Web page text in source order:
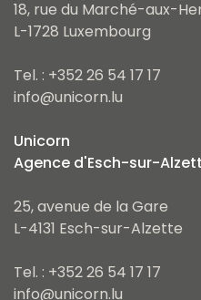
18, rue du Marché-aux-
L-1728 Luxembourg
Tel. : +352 26 54 17 17
info@unicorn.lu
Unicorn
Agence d'Esch-sur-
25, avenue de la Gare
L-4131 Esch-sur-Alzette
Tel. : +352 26 54 17 17
info@unicorn.lu